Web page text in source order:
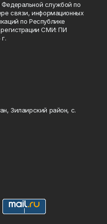
Федеральной службой по
связи, информационных
по Республике
СМИ: ПИ
Зилаирский район, с.